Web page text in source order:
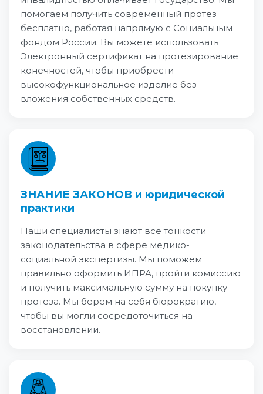
помогаем получить современный протез
бесплатно, работая напрямую с Социальным
фондом России. Вы можете использовать
Электронный сертификат на протезирование
конечностей, чтобы приобрести
высокофункциональное изделие без
вложения собственных средств.
ЗНАНИЕ ЗАКОНОВ и юридической
практики
Наши специалисты знают все тонкости
законодательства в сфере медико-
социальной экспертизы. Мы поможем
правильно оформить ИПРА, пройти комиссию
и получить максимальную сумму на покупку
протеза. Мы берем на себя бюрократию,
чтобы вы могли сосредоточиться на
восстановлении.